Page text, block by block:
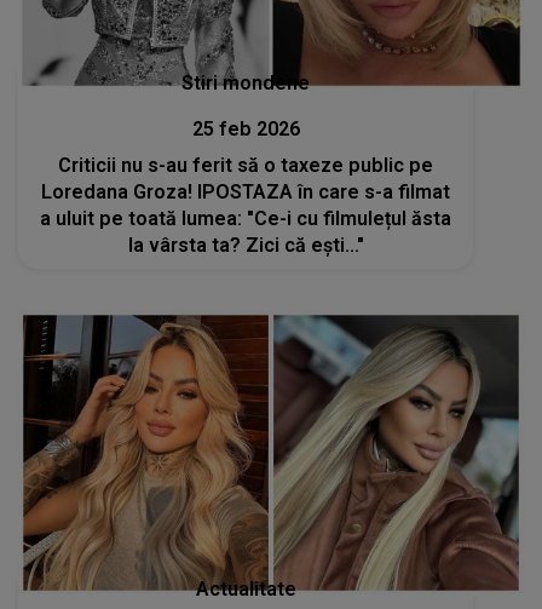
Stiri mondene
25 feb 2026
Criticii nu s-au ferit să o taxeze public pe
Loredana Groza! IPOSTAZA în care s-a filmat
a uluit pe toată lumea: "Ce-i cu filmulețul ăsta
la vârsta ta? Zici că ești..."
Actualitate